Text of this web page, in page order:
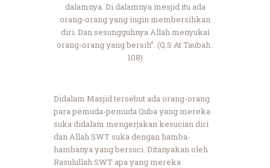
dalamnya. Di dalamnya mesjid itu ada
orang-orang yang ingin membersihkan
diri. Dan sesungguhnya Allah menyukai
orang-orang yang bersih”. (Q.S At Taubah :
108)
Didalam Masjid tersebut ada orang-orang
para pemuda-pemuda Quba yang mereka
suka didalam mengerjakan kesucian diri
dan Allah SWT suka dengan hamba-
hambanya yang bersuci. Ditanyakan oleh
Rasulullah SWT apa yang mereka